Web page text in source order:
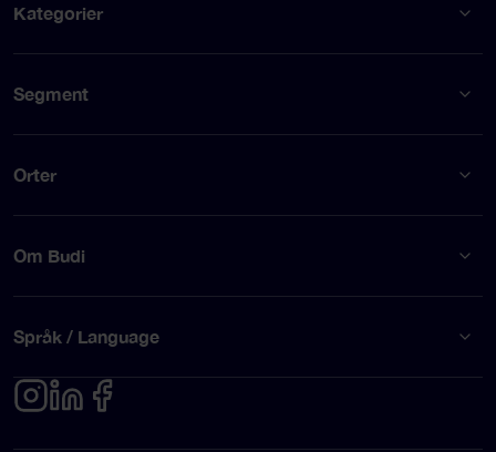
Kategorier
Segment
Orter
Om Budi
Språk / Language